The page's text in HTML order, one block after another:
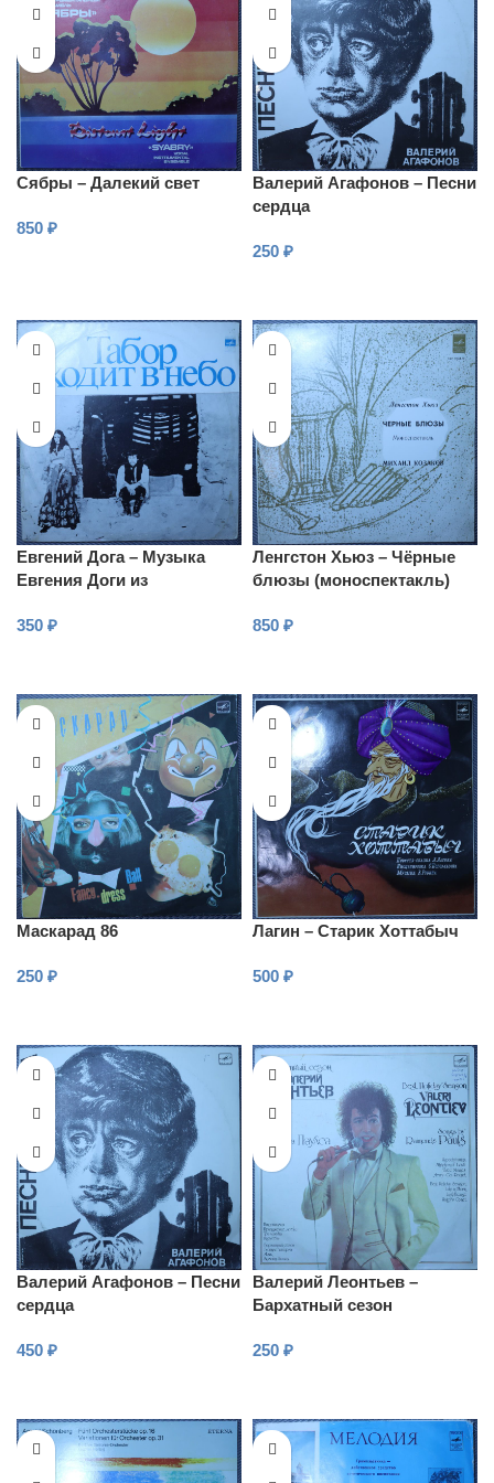
Сябры – Далекий свет
850 ₽
Валерий Агафонов – Песни
сердца
250 ₽
Евгений Дога – Музыка
Евгения Доги из
в небо
350 ₽
Ленгстон Хьюз – Чёрные
блюзы (моноспектакль)
850 ₽
Маскарад 86
250 ₽
Лагин – Старик Хоттабыч
500 ₽
Валерий Агафонов – Песни
сердца
450 ₽
Валерий Леонтьев –
Бархатный сезон
250 ₽